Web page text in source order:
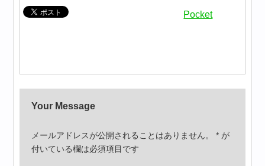
Pocket
Your Message
メールアドレスが公開されることはありません。 * が
付いている欄は必須項目です